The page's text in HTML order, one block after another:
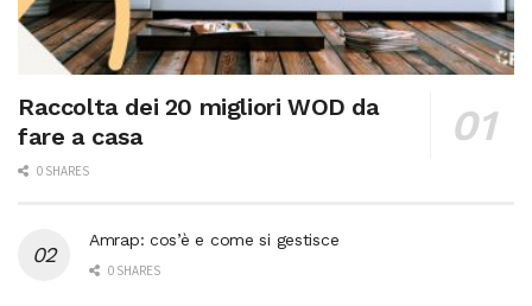
Raccolta dei 20 migliori WOD da
fare a casa
0 SHARES
Amrap: cos’è e come si gestisce
0 SHARES